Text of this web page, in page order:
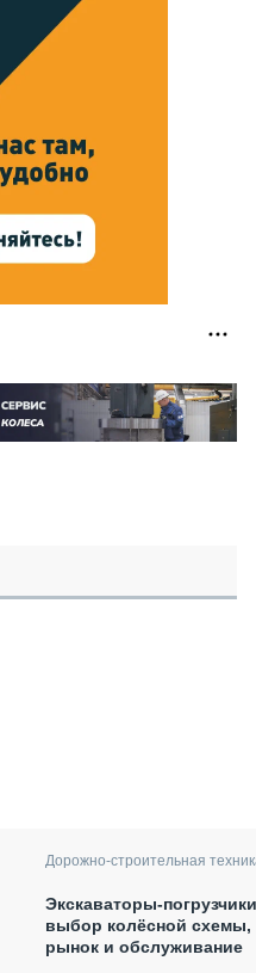
Дорожно-строительная
Экскаваторы-
выбор колёсной схемы,
рынок и обслуживание